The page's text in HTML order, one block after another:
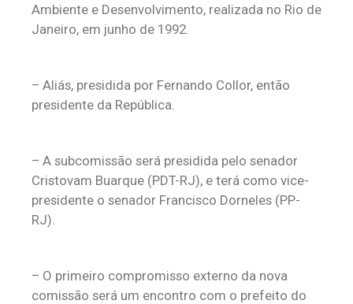
Ambiente e Desenvolvimento, realizada no Rio de
Janeiro, em junho de 1992.
– Aliás, presidida por Fernando Collor, então
presidente da República.
– A subcomissão será presidida pelo senador
Cristovam Buarque (PDT-RJ), e terá como vice-
presidente o senador Francisco Dorneles (PP-
RJ).
– O primeiro compromisso externo da nova
comissão será um encontro com o prefeito do